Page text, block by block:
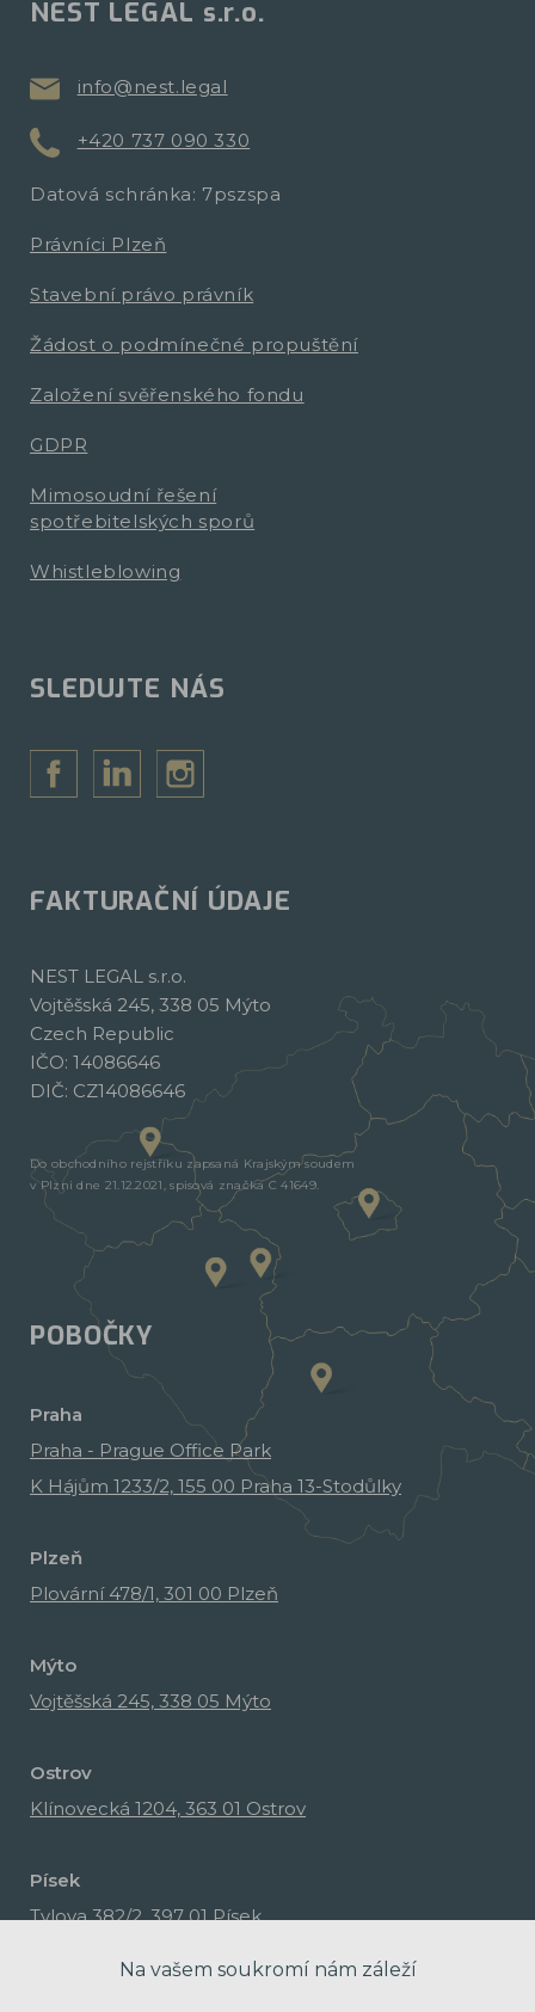
NEST LEGAL s.r.o.
info@nest.legal
+420 737 090 330
Datová schránka: 7pszspa
Právníci Plzeň
Stavební právo právník
Žádost o podmínečné propuštění
Založení svěřenského fondu
GDPR
Mimosoudní řešení
spotřebitelských sporů
Whistleblowing
SLEDUJTE NÁS
FAKTURAČNÍ ÚDAJE
NEST LEGAL s.r.o.
Vojtěšská 245, 338 05 Mýto
Czech Republic
IČO: 14086646
DIČ: CZ14086646
Do obchodního rejstříku zapsaná Krajským soudem
v Plzni dne 21.12.2021, spisová značka C 41649.
POBOČKY
Praha
Praha - Prague Office Park
K Hájům 1233/2, 155 00 Praha 13-Stodůlky
Plzeň
Plovární 478/1, 301 00 Plzeň
Mýto
Vojtěšská 245, 338 05 Mýto
Ostrov
Klínovecká 1204, 363 01 Ostrov
Písek
Tylova 382/2, 397 01 Písek
Na vašem soukromí nám záleží